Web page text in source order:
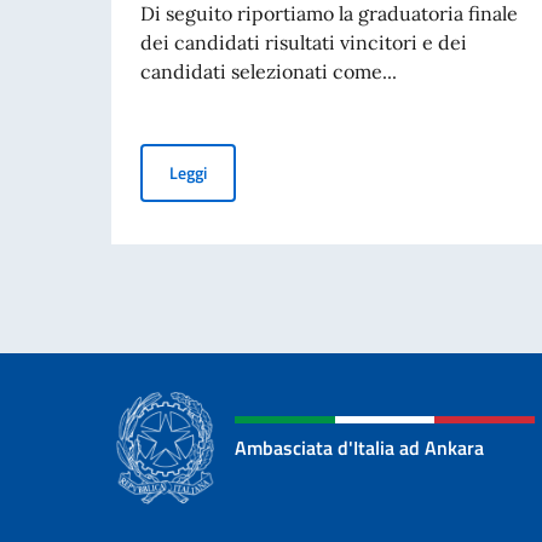
Di seguito riportiamo la graduatoria finale
dei candidati risultati vincitori e dei
candidati selezionati come...
LeggiBORSE DI STUDIO OFFERTE DAL GOVERNO
Ambasciata d'Italia ad Ankara